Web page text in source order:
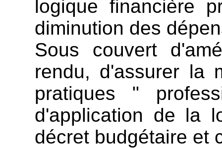
logique financière
diminution des
Sous couvert
rendu, d'assurer la
pratiques "
d'application de la
décret budgétaire et